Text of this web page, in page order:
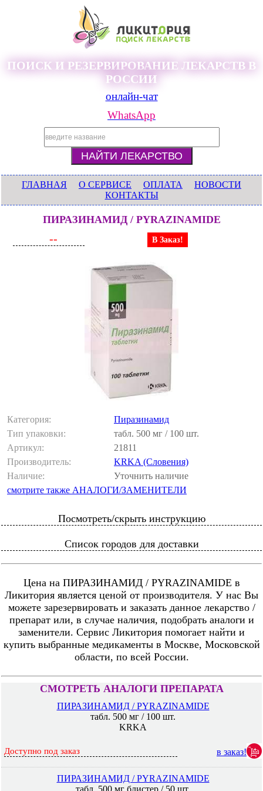
ПОИСК И РЕЗЕРВИРОВАНИЕ ЛЕКАРСТВ В
РОССИИ
онлайн-чат
WhatsApp
ГЛАВНАЯ О СЕРВИСЕ ОПЛАТА
НОВОСТИ
КОНТАКТЫ
ПИРАЗИНАМИД / PYRAZINAMIDE
-- В Заказ!
Категория:
Пиразинамид
Тип упаковки:
табл. 500 мг / 100 шт.
Артикул:
21811
Производитель:
KRKA (Словения)
Наличие:
Уточнить наличие
смотрите также АНАЛОГИ/ЗАМЕНИТЕЛИ
Посмотреть/скрыть инструкцию
Список городов для доставки
Цена на ПИРАЗИНАМИД / PYRAZINAMIDE в
Ликитория является ценой от производителя. У нас Вы
можете зарезервировать и заказать данное лекарство /
препарат или, в случае наличия, подобрать аналоги и
заменители. Сервис Ликитория помогает найти и
купить выбранные медикаменты в Москве, Московской
области, по всей России.
СМОТРЕТЬ АНАЛОГИ ПРЕПАРАТА
ПИРАЗИНАМИД / PYRAZINAMIDE
табл. 500 мг / 100 шт.
KRKA
Доступно под заказ в заказ!
ПИРАЗИНАМИД / PYRAZINAMIDE
табл. 500 мг блистер / 50 шт.